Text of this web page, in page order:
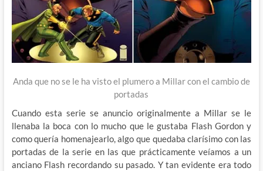
Anda que no se le ha visto el plumero a Millar con el cambio de
portadas
Cuando esta serie se anuncio originalmente a Millar se le
llenaba la boca con lo mucho que le gustaba Flash Gordon y
como quería homenajearlo, algo que quedaba clarísimo con las
portadas de la serie en las que prácticamente veíamos a un
anciano Flash recordando su pasado. Y tan evidente era todo